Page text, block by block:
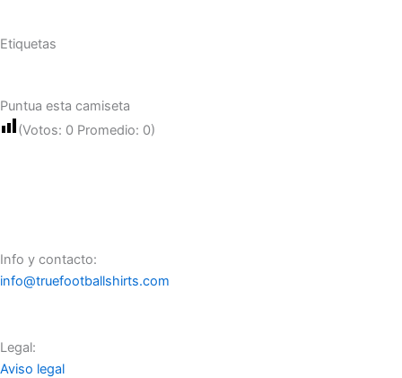
Etiquetas
Puntua esta camiseta
(Votos: 0 Promedio: 0)
Info y contacto:
info@truefootballshirts.com
Legal:
Aviso legal